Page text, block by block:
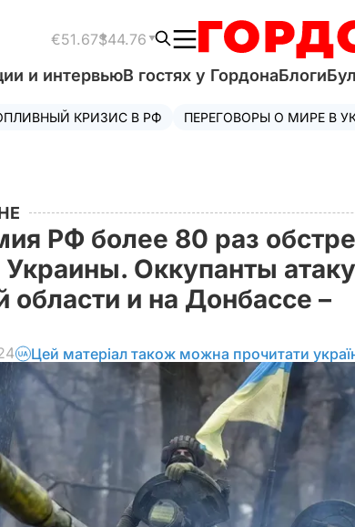
€51.67$44.76
и интервьюВ гостях у ГордонаБлоги
КРИЗИС В РФ ПЕРЕГОВОРЫ О МИРЕ В
РФ более 80 раз
Оккупанты
области и на Донбассе –
Цей матеріал також можна прочитати